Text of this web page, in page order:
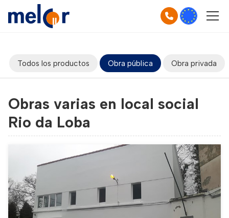
Todos los productos Obra pública Obra privada
Obras varias en local social
Rio da Loba